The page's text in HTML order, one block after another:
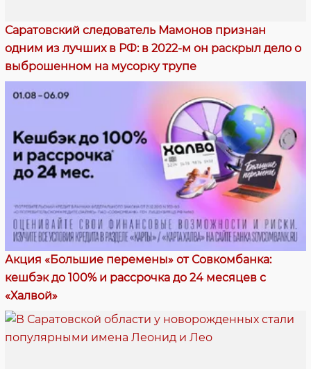
Саратовский следователь Мамонов признан
одним из лучших в РФ: в 2022-м он раскрыл дело о
выброшенном на мусорку трупе
Акция «Большие перемены» от Совкомбанка:
кешбэк до 100% и рассрочка до 24 месяцев с
«Халвой»